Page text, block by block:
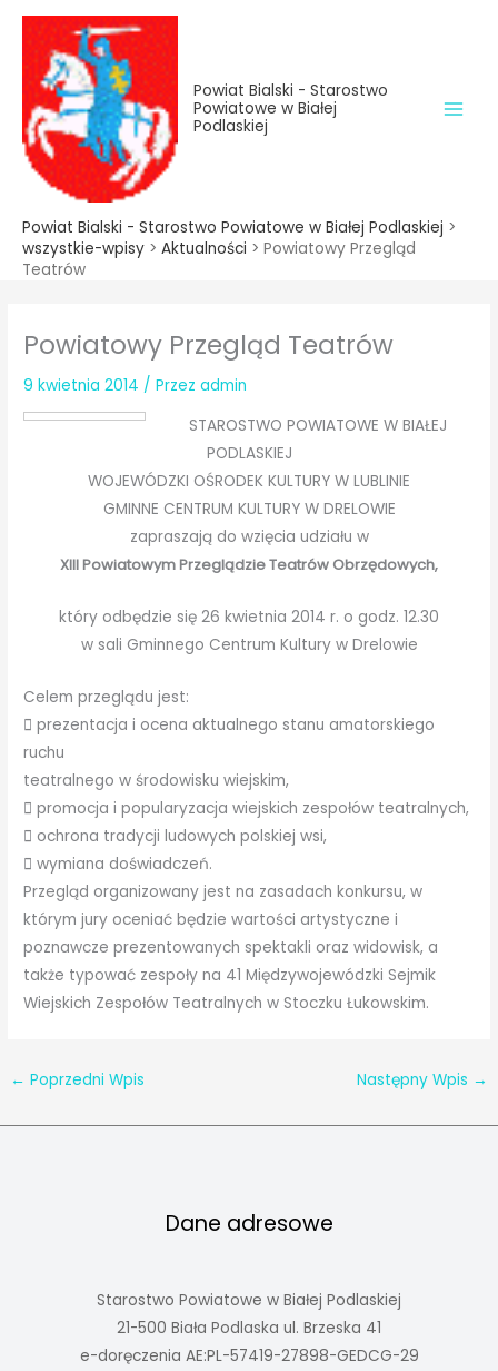
treści
Przejdź
treści
Powiat Bialski - Starostwo
Powiatowe w Białej
Podlaskiej
Powiat Bialski - Starostwo Powiatowe w Białej Podlaskiej >
wszystkie-wpisy > Aktualności > Powiatowy Przegląd
Teatrów
Powiatowy Przegląd Teatrów
9 kwietnia 2014 / Przezadmin
STAROSTWO POWIATOWE W BIAŁEJ
PODLASKIEJ
WOJEWÓDZKI OŚRODEK KULTURY W LUBLINIE
GMINNE CENTRUM KULTURY W DRELOWIE
zapraszają do wzięcia udziału w
XIII Powiatowym Przeglądzie Teatrów Obrzędowych,
który odbędzie się 26 kwietnia 2014 r. o godz. 12.30
w sali Gminnego Centrum Kultury w Drelowie
Celem przeglądu jest:
 prezentacja i ocena aktualnego stanu amatorskiego
ruchu
teatralnego w środowisku wiejskim,
 promocja i popularyzacja wiejskich zespołów teatralnych,
 ochrona tradycji ludowych polskiej wsi,
 wymiana doświadczeń.
Przegląd organizowany jest na zasadach konkursu, w
którym jury oceniać będzie wartości artystyczne i
poznawcze prezentowanych spektakli oraz widowisk, a
także typować zespoły na 41 Międzywojewódzki Sejmik
Wiejskich Zespołów Teatralnych w Stoczku Łukowskim.
← Poprzedni Wpis Następny Wpis →
Dane adresowe
Starostwo Powiatowe w Białej Podlaskiej
21-500 Biała Podlaska ul. Brzeska 41
e-doręczenia AE:PL-57419-27898-GEDCG-29